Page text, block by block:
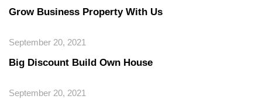
Grow Business Property With Us
September 20, 2021
Big Discount Build Own House
September 20, 2021